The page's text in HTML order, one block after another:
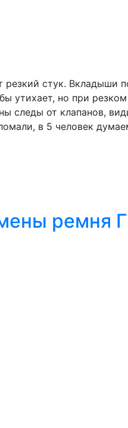
стук. Вкладыши
утихает, но при
следы от клапанов,
в 5 человек
ремня